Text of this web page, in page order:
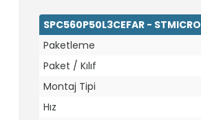
SPC560P50L3CEFAR -
Paketleme
Paket / Kılıf
Montaj Tipi
Hız